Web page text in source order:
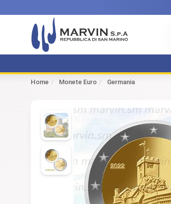
Home Monete Euro Germania